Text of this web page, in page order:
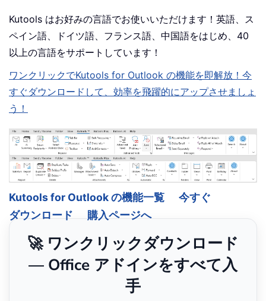
Kutools はお好みの言語でお使いいただけます！英語、ス
ペイン語、ドイツ語、フランス語、中国語をはじめ、40
以上の言語をサポートしています！
ワンクリックでKutools for Outlook の機能を即解放！今
すぐダウンロードして、効率を飛躍的にアップさせましょ
う！
Kutools for Outlook の機能一覧
今すぐ
ダウンロード
購入ページへ
🚀 ワンクリックダウンロード
— Office アドインをすべて入
手